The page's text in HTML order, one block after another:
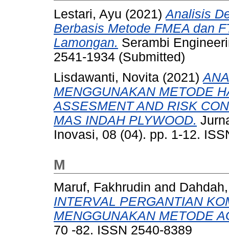
Lestari, Ayu (2021)Analisis
Berbasis Metode FMEA dan
Lamongan. Serambi
2541-1934 (Submitted)
Lisdawanti, Novita (2021)
MENGGUNAKAN METODE
ASSESMENT AND RISK
MAS INDAH PLYWOOD.
Inovasi, 08 (04). pp. 1-12.
M
Maruf, Fakhrudin and
INTERVAL PERGANTIAN
MENGGUNAKAN METODE
70 -82. ISSN 2540-8389